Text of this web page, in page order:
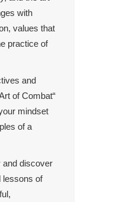
with
values that
practice of
and
of Combat“
mindset
of a
and discover
lessons of